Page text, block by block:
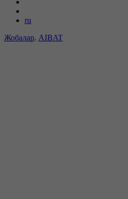
ru
Жобалар. AIBAT